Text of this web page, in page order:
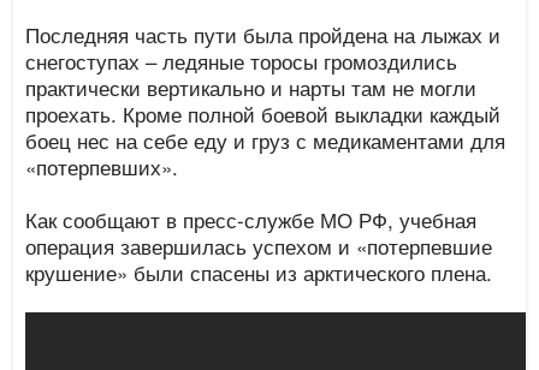
Последняя часть пути была пройдена на лыжах и
снегоступах – ледяные торосы громоздились
практически вертикально и нарты там не могли
проехать. Кроме полной боевой выкладки каждый
боец нес на себе еду и груз с медикаментами для
«потерпевших».
Как сообщают в пресс-службе МО РФ, учебная
операция завершилась успехом и «потерпевшие
крушение» были спасены из арктического плена.